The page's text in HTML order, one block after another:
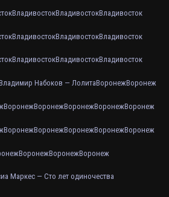
ВладивостокВладивостокВладивосток
ВладивостокВладивостокВладивосток
ВладивостокВладивостокВладивосток
Набоков — ЛолитаВоронежВоронеж
ВоронежВоронежВоронежВоронежВоронеж
ВоронежВоронежВоронежВоронежВоронеж
ВоронежВоронежВоронеж
Маркес — Сто лет одиночества